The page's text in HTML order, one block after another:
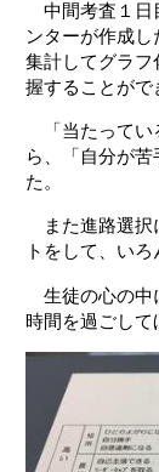
中間考査１日
ンターが作成
集計してグラ
握することがで
「当たってい
ら、「自分が
た。
また進路選択
トをして、い
生徒の心の中
時間を過ごして